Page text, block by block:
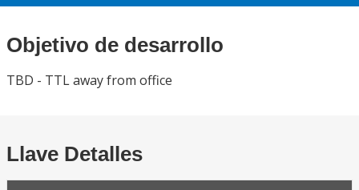
Objetivo de desarrollo
TBD - TTL away from office
Llave Detalles